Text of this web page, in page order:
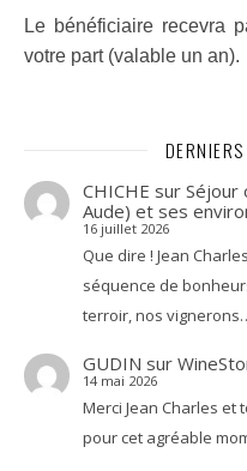
Le bénéficiaire recevra
votre part(valable un an).
CHICHE sur Séjour
Aude) et ses
16 juillet 2026
Que dire ! Jean
séquence de
terroir, nos
GUDIN sur
14 mai 2026
Merci Jean Charles
pour cet agréable